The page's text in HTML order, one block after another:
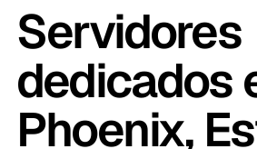
Servidores
dedicados
Phoenix,